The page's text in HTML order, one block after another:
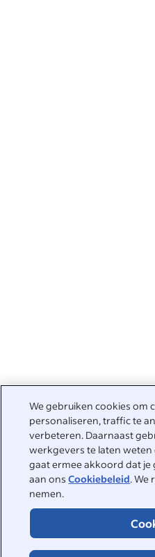
We gebruiken cookies om
personaliseren, traffic te
verbeteren. Daarnaast
werkgevers te laten weten
gaat ermee akkoord dat
aan onsCookiebeleid. We
nemen.